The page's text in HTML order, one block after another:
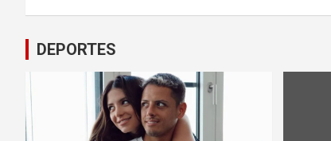
DEPORTES